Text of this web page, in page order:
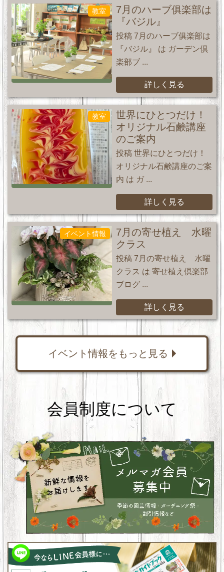
教室
7月のハーブ俱楽部は
『バジル』
投稿 7月のハーブ俱楽部は
『バジル』 は ガーデン倶
楽部ブ ...
詳しく見る
教室
世界にひとつだけ！
オリジナル石鹸講座
のご案内
投稿 世界にひとつだけ！
オリジナル石鹸講座のご案
内 は ガ ...
詳しく見る
イベント情報
7月の寄せ植え 水曜
クラス
投稿 7月の寄せ植え 水曜
クラス は 寄せ植え倶楽部
ブログ ...
詳しく見る
イベント情報をもっと見る
会員制度について